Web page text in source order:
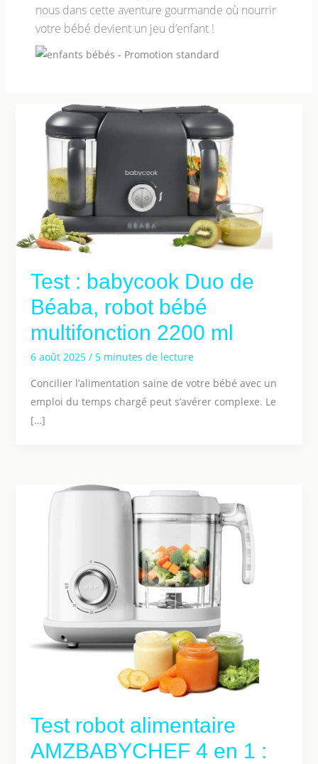
nous dans cette aventure gourmande où nourrir
votre bébé devient un jeu d’enfant !
Test : babycook Duo de
Béaba, robot bébé
multifonction 2200 ml
6 août 2025 / 5 minutes de lecture
Concilier l’alimentation saine de votre bébé avec un
emploi du temps chargé peut s’avérer complexe. Le
[…]
Test robot alimentaire
AMZBABYCHEF 4 en 1 :